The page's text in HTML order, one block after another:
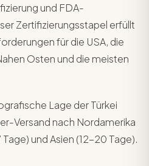
und FDA-
Zertifizierungsstapel erfüllt
für die USA, die
Osten und die meisten
Lage der Türkei
Versand nach Nordamerika
und Asien (12-20 Tage).